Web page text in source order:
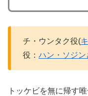
チ・ウンタク役(
役： ハン・ソジン
トッケビを無に帰す唯